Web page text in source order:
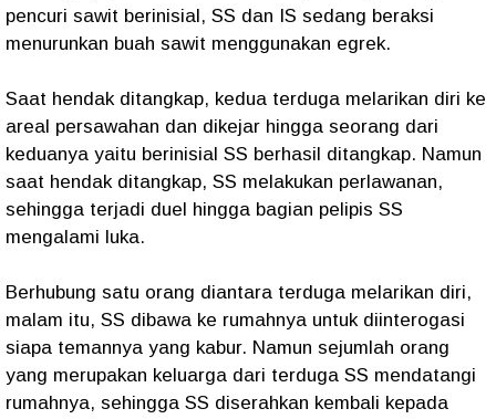
pencuri sawit berinisial, SS dan IS sedang beraksi
menurunkan buah sawit menggunakan egrek.
Saat hendak ditangkap, kedua terduga melarikan diri ke
areal persawahan dan dikejar hingga seorang dari
keduanya yaitu berinisial SS berhasil ditangkap. Namun
saat hendak ditangkap, SS melakukan perlawanan,
sehingga terjadi duel hingga bagian pelipis SS
mengalami luka.
Berhubung satu orang diantara terduga melarikan diri,
malam itu, SS dibawa ke rumahnya untuk diinterogasi
siapa temannya yang kabur. Namun sejumlah orang
yang merupakan keluarga dari terduga SS mendatangi
rumahnya, sehingga SS diserahkan kembali kepada